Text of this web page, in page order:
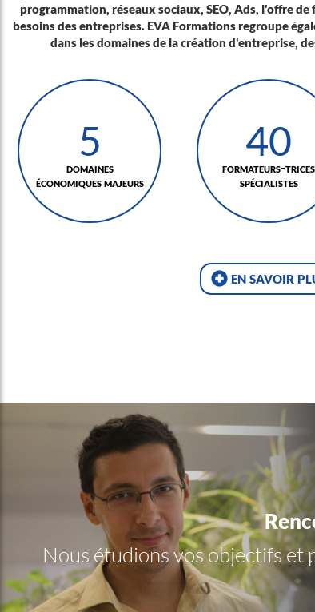
programmation, réseaux sociaux, SEO, Ads, l'offre
besoins des entreprises. EVA Formations regroupe
dans les domaines de la création d'entreprise,
5
domaines
économiques majeurs
40
formateurs-trices
spécialistes
en savoir
Nous étudions vos objectifs